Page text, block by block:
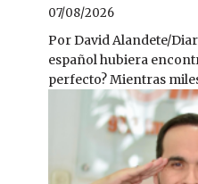
07/08/2026
Por David Alandete/
español hubiera
perfecto? Mientras